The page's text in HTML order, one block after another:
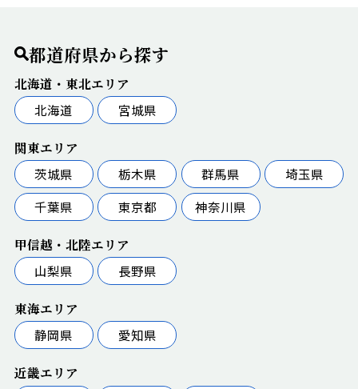
都道府県から探す
北海道・東北エリア
北海道
宮城県
関東エリア
茨城県
栃木県 群馬県
埼玉県
千葉県
東京都 神奈川県
甲信越・北陸エリア
山梨県
長野県
東海エリア
静岡県
愛知県
近畿エリア